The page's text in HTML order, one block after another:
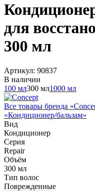
для
300 мл
Артикул: 90837
В наличии
100 мл300 мл1000 мл
Все товары бренда «
«Кондиционер/бальзам»
Вид
Кондиционер
Серия
Repair
Объём
300 мл
Тип волос
Поврежденные